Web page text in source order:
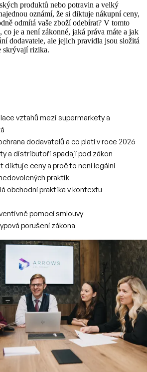
produktů nebo potravin a velký
oznámí, že si diktuje nákupní ceny,
odmítá vaše zboží odebírat? V tomto
je a není zákonné, jaká práva máte a jak
dodavatele, ale jejich pravidla jsou složitá
skrývají rizika.
vztahů mezi supermarkety a
dodavatelů a co platí v roce 2026
a distributoři spadají pod zákon
diktuje ceny a proč to není legální
praktik
obchodní praktika v kontextu
pomocí smlouvy
porušení zákona